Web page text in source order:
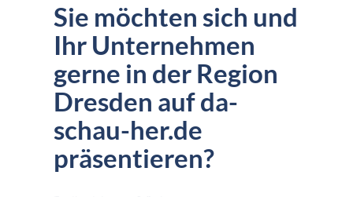
Sie möchten sich und
Ihr Unternehmen
gerne in der Region
Dresden auf da-
schau-her.de
präsentieren?